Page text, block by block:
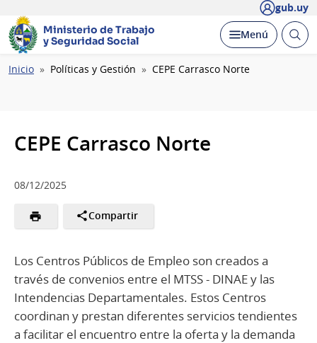
gub.uy
Ministerio de Trabajo
y Seguridad Social
Desplegar
Menú Abrir
Ruta
Inicio Políticas y Gestión CEPE Carrasco Norte
CEPE Carrasco Norte
08/12/2025
Compartir
Los Centros Públicos de Empleo son creados a
través de convenios entre el MTSS - DINAE y las
Intendencias Departamentales. Estos Centros
coordinan y prestan diferentes servicios tendientes
a facilitar el encuentro entre la oferta y la demanda